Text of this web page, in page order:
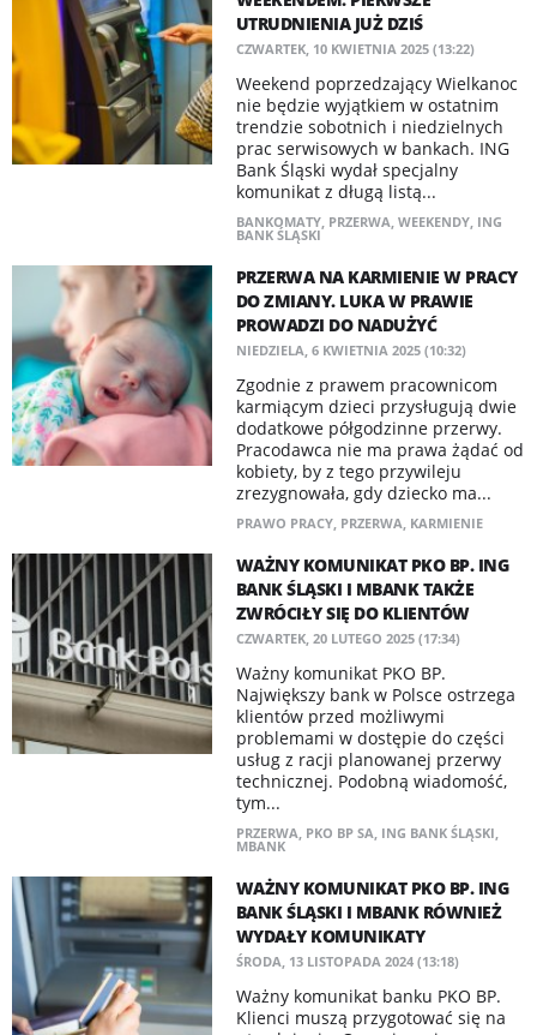
UTRUDNIENIA JUŻ DZIŚ
CZWARTEK, 10 KWIETNIA 2025 (13:22)
Weekend poprzedzający Wielkanoc
nie będzie wyjątkiem w ostatnim
trendzie sobotnich i niedzielnych
prac serwisowych w bankach. ING
Bank Śląski wydał specjalny
komunikat z długą listą...
BANKOMATY, PRZERWA, WEEKENDY, ING
BANK ŚLĄSKI
PRZERWA NA KARMIENIE W PRACY
DO ZMIANY. LUKA W PRAWIE
PROWADZI DO NADUŻYĆ
NIEDZIELA, 6 KWIETNIA 2025 (10:32)
Zgodnie z prawem pracownicom
karmiącym dzieci przysługują dwie
dodatkowe półgodzinne przerwy.
Pracodawca nie ma prawa żądać od
kobiety, by z tego przywileju
zrezygnowała, gdy dziecko ma...
PRAWO PRACY, PRZERWA, KARMIENIE
WAŻNY KOMUNIKAT PKO BP. ING
BANK ŚLĄSKI I MBANK TAKŻE
ZWRÓCIŁY SIĘ DO KLIENTÓW
CZWARTEK, 20 LUTEGO 2025 (17:34)
Ważny komunikat PKO BP.
Największy bank w Polsce ostrzega
klientów przed możliwymi
problemami w dostępie do części
usług z racji planowanej przerwy
technicznej. Podobną wiadomość,
tym...
PRZERWA, PKO BP SA, ING BANK ŚLĄSKI,
MBANK
WAŻNY KOMUNIKAT PKO BP. ING
BANK ŚLĄSKI I MBANK RÓWNIEŻ
WYDAŁY KOMUNIKATY
ŚRODA, 13 LISTOPADA 2024 (13:18)
Ważny komunikat banku PKO BP.
Klienci muszą przygotować się na